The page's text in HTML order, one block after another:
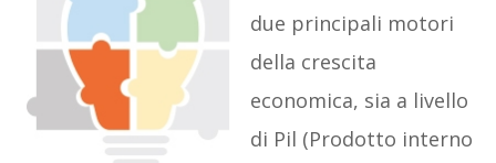
due principali motori
della crescita
economica, sia a livello
di Pil (Prodotto interno